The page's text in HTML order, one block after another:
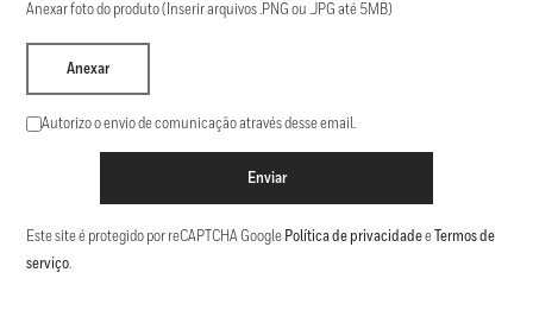
Anexar foto do produto (Inserir arquivos .PNG ou .JPG até 5MB)
Anexar
Autorizo o envio de comunicação através desse email.
Enviar
Este site é protegido por reCAPTCHA Google Política de privacidadee Termos de
serviço.